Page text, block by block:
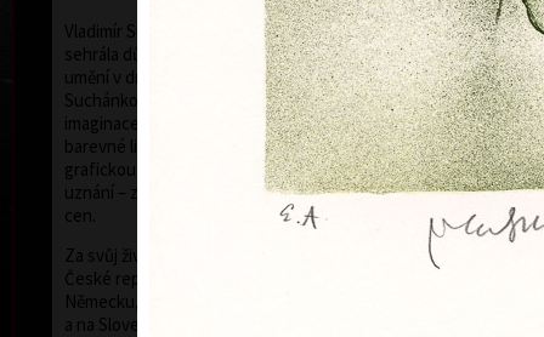
Vladimír Suchánek byl příslušníkem generace, která
sehrála důležitou pozitivní roli ve vývoji českého
umění v druhé polovině dvacátého století.
Suchánkovy grafické listy prozrazují, vedle bohaté
imaginace a osobité poezie, mistrovské ovládání
barevné litografie, která byla jeho nejužívanější
grafickou technikou a ve které dosáhl mezinárodního
uznání – za svou tvorbu získal celkem 29 významných
cen.
Za svůj život uspořádal 174 samostatných výstav v
České republice i v zahraničí – v Holandsku, Belgii,
Německu, USA, Japonsku, Švédsku, Dánsku, Polsku
a na Slovensku. Zúčastnil se téměř 300 výstav, mimo